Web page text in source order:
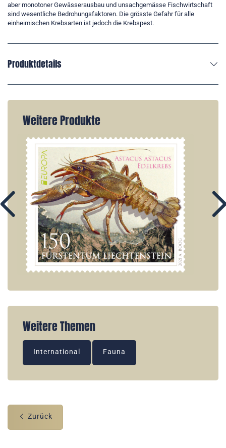
aber monotoner Gewässerausbau und unsachgemässe Fischwirtschaft
sind wesentliche Bedrohungsfaktoren. Die grösste Gefahr für alle
einheimischen Krebsarten ist jedoch die Krebspest.
Produktdetails
Weitere Produkte
Weitere Themen
International Fauna
Zurück